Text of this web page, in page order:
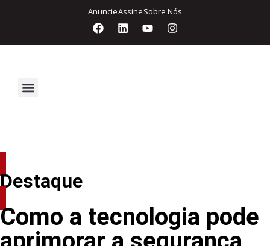
AnuncieAssineSobre Nós
Destaque
Como a tecnologia pode